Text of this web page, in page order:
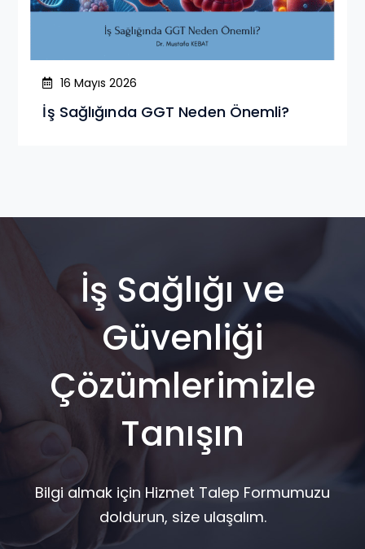
16 Mayıs 2026
İş Sağlığında GGT Neden Önemli?
İş Sağlığı ve
Güvenliği
Çözümlerimizle
Tanışın
Bilgi almak için Hizmet Talep Formumuzu
doldurun, size ulaşalım.